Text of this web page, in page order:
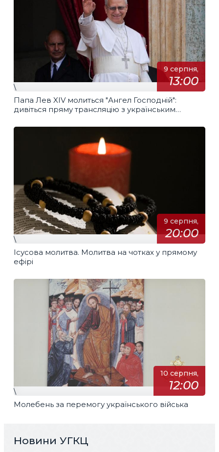
9 серпня,
13:00
\
Папа Лев XIV молиться "Ангел Господній":
дивіться пряму трансляцію з українським
9 серпня,
20:00
\
Ісусова молитва. Молитва на чотках у прямому
ефірі
10 серпня,
12:00
\
Молебень за перемогу українського війська
Новини УГКЦ